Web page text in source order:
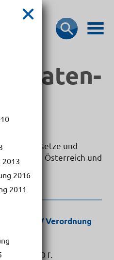
Gesetze und
in Österreich und
2013
2016
2011
/ Verordnung
f.